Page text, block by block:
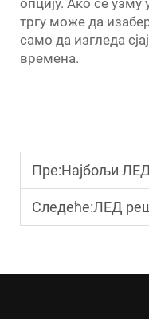
тргу може да
само да изгледа
времена.
Пре:Најбољи ЛЕД
Следеће:ЛЕД решења